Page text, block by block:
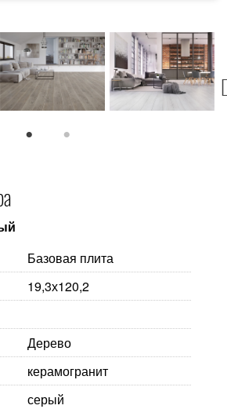
Базовая плита
19,3х120,2
Дерево
керамогранит
серый